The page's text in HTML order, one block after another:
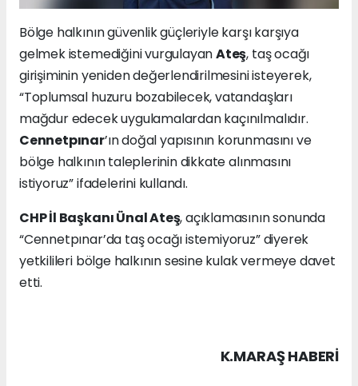
Bölge halkının güvenlik güçleriyle karşı karşıya
gelmek istemediğini vurgulayanAteş, taş ocağı
girişiminin yeniden değerlendirilmesini isteyerek,
“Toplumsal huzuru bozabilecek, vatandaşları
mağdur edecek uygulamalardan kaçınılmalıdır.
Cennetpınar’ın doğal yapısının korunmasını ve
bölge halkının taleplerinin dikkate alınmasını
istiyoruz” ifadelerini kullandı.
CHP İl Başkanı Ünal Ateş, açıklamasının sonunda
“Cennetpınar’da taş ocağı istemiyoruz” diyerek
yetkilileri bölge halkının sesine kulak vermeye davet
etti.
K.MARAŞ HABERİ